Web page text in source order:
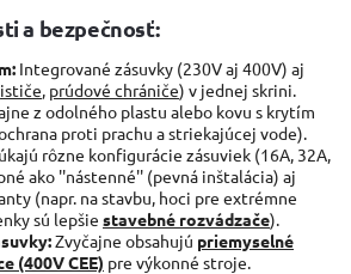
a bezpečnosť:
Integrované zásuvky (230V aj 400V) aj
ističe, prúdové chrániče) v jednej skrini.
z odolného plastu alebo kovu s krytím
proti prachu a striekajúcej vode).
rôzne konfigurácie zásuviek (16A, 32A,
ako ''nástenné'' (pevná inštalácia) aj
(napr. na stavbu, hoci pre extrémne
sú lepšie stavebné rozvádzače).
Zvyčajne obsahujú priemyselné
(400V CEE) pre výkonné stroje.